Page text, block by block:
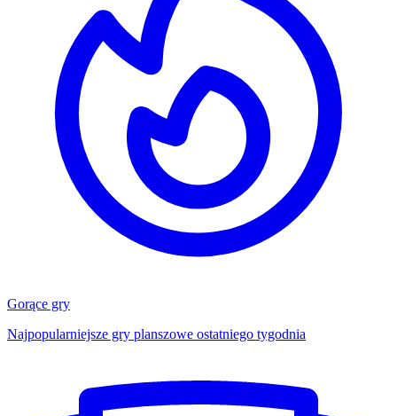
Gorące gry
Najpopularniejsze gry planszowe ostatniego tygodnia